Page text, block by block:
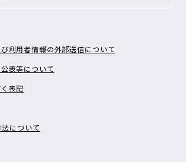
利用者情報の外部送信について
表等について
表記
について